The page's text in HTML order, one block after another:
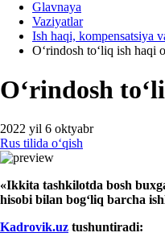
Glavnaya
Vaziyatlar
Ish haqi, kompensatsiya
Oʻrindosh toʻliq ish haqi
Oʻrindosh
2022 yil 6 oktyabr
Rus tilida oʻqish
«Ikkita tashkilotda bosh
hisobi bilan bogʻliq barcha
Kadrovik.uz tushuntiradi: